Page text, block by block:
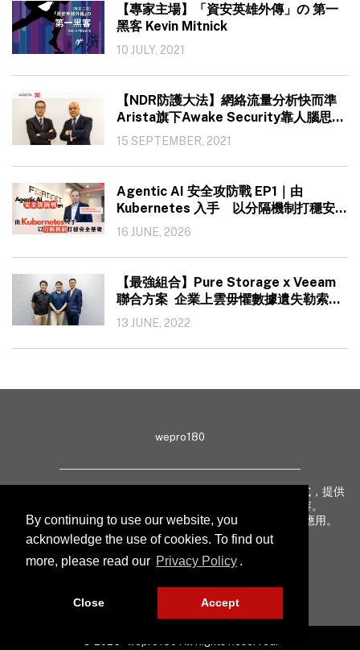
By continuing to use our website, you
acknowledge the use of cookies. To find out
more, please read our Privacy Policy .
Close Accept
【專家主場】「資安英雄外傳」の 第一
黑客 Kevin Mitnick
10 JULY, 2021
【NDR防護大法】網絡流量分析快而準
Arista旗下Awake Security靠人腦思維
堵塞新漏洞
15 SEPTEMBER, 2021
Agentic AI 安全攻防戰 EP1｜由
Kubernetes 入手 以分隔機制打穩安全
基礎
16 JUNE, 2026
【最強組合】Pure Storage x Veeam
聯合方案 企業上雲毋懼數據遺失勒索攻
擊
13 JUNE, 2022
wepro180
wepro180 由 IT 業界專家組成，以生動有趣、深入淺出方式，提供
最新 IT 動態、趨勢、技術、行業熱話、專題報導等內容。
致力提升亞太地區科技知識及網絡安全意識，促進新技術應用。